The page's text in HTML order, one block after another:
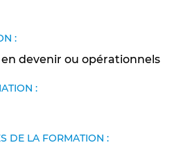
:
devenir ou opérationnels
:
DE LA FORMATION :